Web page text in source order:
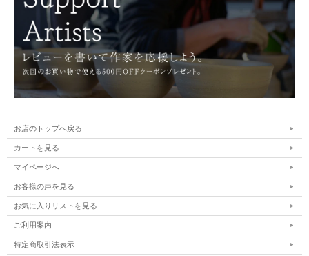
お店のトップへ戻る
カートを見る
マイページへ
お客様の声を見る
お気に入りリストを見る
ご利用案内
特定商取引法表示